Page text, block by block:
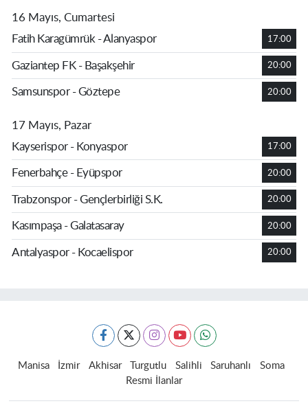
16 Mayıs, Cumartesi
Fatih Karagümrük - Alanyaspor
17:00
Gaziantep FK - Başakşehir 20:00
Samsunspor - Göztepe 20:00
17 Mayıs, Pazar
Kayserispor - Konyaspor
17:00
Fenerbahçe - Eyüpspor 20:00
Trabzonspor - Gençlerbirliği S.K. 20:00
Kasımpaşa - Galatasaray 20:00
Antalyaspor - Kocaelispor 20:00
Manisa İzmir Akhisar Turgutlu Salihli Saruhanlı
Soma
Resmi İlanlar